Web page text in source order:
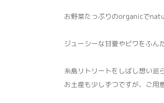
お野菜たっぷりのorganicで
ジューシーな甘夏やビワをふ
糸島リトリートをしばし想い巡
お土産も少しずつですが、ご用